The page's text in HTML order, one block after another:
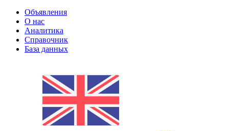
Объявления
О нас
Аналитика
Справочник
База данных